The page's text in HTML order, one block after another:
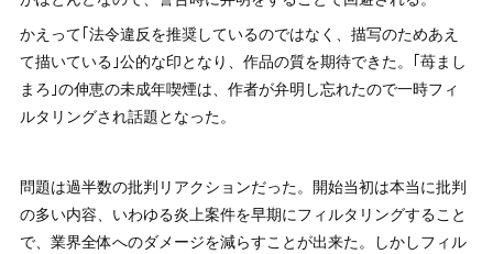
かえって｢法令違反を推奨しているのではなく、描写のためあえ
て描いている｣公的な印となり、作品の質を期待できた。｢苺まし
まろ｣の伸恵の未成年喫煙は、作者が弁明し忘れたので一時フィ
ルタリングされ話題となった。
問題は過半数の批判リアクションだった。開始当初は本当に批判
の多い内容、いわゆる炎上案件を早期にフィルタリングすること
で、業界全体へのダメージを減らすことが出来た。しかしフィル